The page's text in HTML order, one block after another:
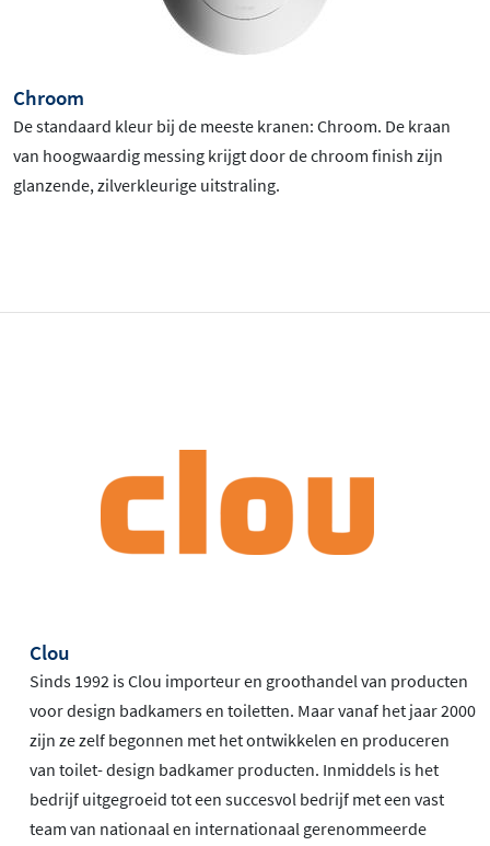
Chroom
De standaard kleur bij de meeste kranen: Chroom. De kraan
van hoogwaardig messing krijgt door de chroom finish zijn
glanzende, zilverkleurige uitstraling.
Clou
Sinds 1992 is Clou importeur en groothandel van producten
voor design badkamers en toiletten. Maar vanaf het jaar 2000
zijn ze zelf begonnen met het ontwikkelen en produceren
van toilet- design badkamer producten. Inmiddels is het
bedrijf uitgegroeid tot een succesvol bedrijf met een vast
team van nationaal en internationaal gerenommeerde